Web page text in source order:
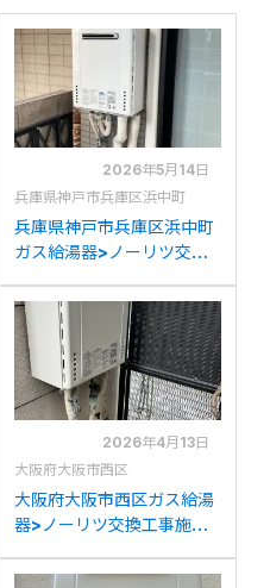
2026年5月14日
兵庫県神戸市兵庫区浜中町
兵庫県神戸市兵庫区浜中町
ガス給湯器>ノーリツ交換
GT-2450SAWXからノー
リツGT-2470SAW BLへ
の交換
2026年4月13日
大阪府大阪市西区
大阪府大阪市西区ガス給湯
器>ノーリツ交換工事施工
2422SAWXからノーリツ